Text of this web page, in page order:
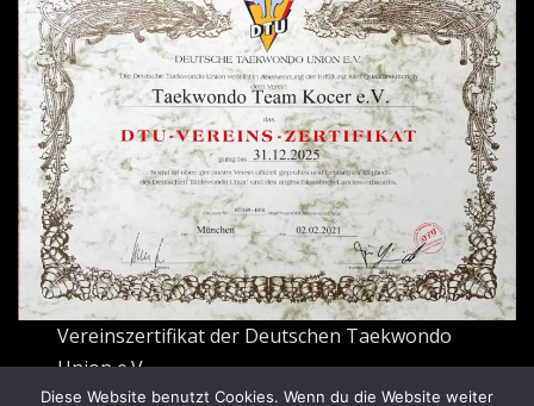
Vereinszertifikat der Deutschen Taekwondo
Union e.V.
Diese Website benutzt Cookies. Wenn du die Website weiter